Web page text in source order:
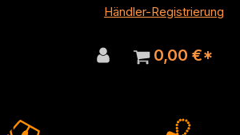
0,00 €*
Händler-Registrierung